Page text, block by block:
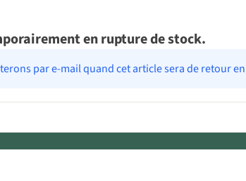
en rupture de stock.
par e-mail quand cet article sera de retour